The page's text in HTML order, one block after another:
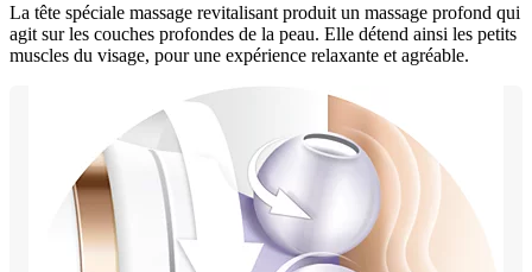
La tête spéciale massage revitalisant produit un massage profond qui
agit sur les couches profondes de la peau. Elle détend ainsi les petits
muscles du visage, pour une expérience relaxante et agréable.